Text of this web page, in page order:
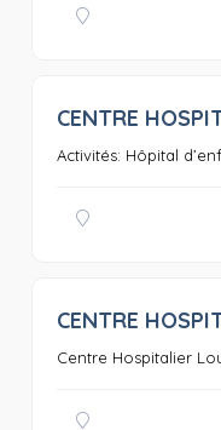
CENTRE
Activités: Hôpital
CENTRE
Centre Hospitalier